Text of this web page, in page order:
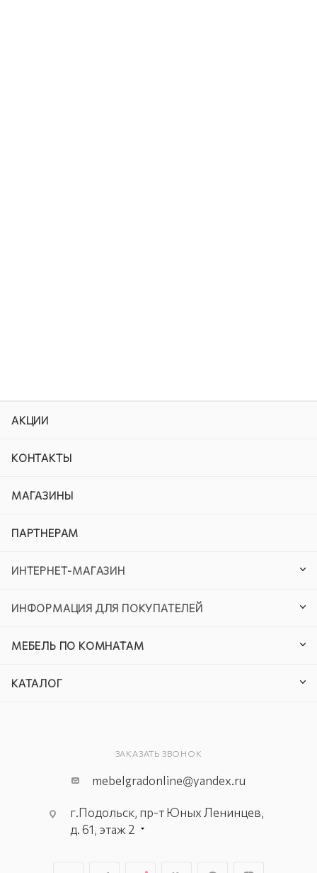
АКЦИИ
КОНТАКТЫ
МАГАЗИНЫ
ПАРТНЕРАМ
ИНТЕРНЕТ-МАГАЗИН
ИНФОРМАЦИЯ ДЛЯ ПОКУПАТЕЛЕЙ
МЕБЕЛЬ ПО КОМНАТАМ
КАТАЛОГ
ЗАКАЗАТЬ ЗВОНОК
mebelgradonline@yandex.ru
г.Подольск, пр-т Юных Ленинцев,
д. 61, этаж 2